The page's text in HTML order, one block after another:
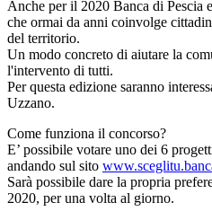
Anche per il 2020 Banca di Pescia
che ormai da anni coinvolge
del territorio.
Un modo concreto di aiutare la
l'intervento di tutti.
Per questa edizione saranno
Uzzano.
Come funziona il concorso?
E’ possibile votare uno dei 6
andando sul sito
Sarà possibile dare la propria
2020, per una volta al giorno.